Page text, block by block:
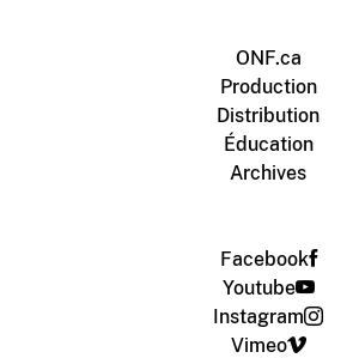
ONF.ca
Production
Distribution
Éducation
Archives
Facebook
Youtube
Instagram
Vimeo